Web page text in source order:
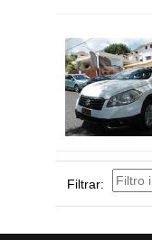
Filtrar: